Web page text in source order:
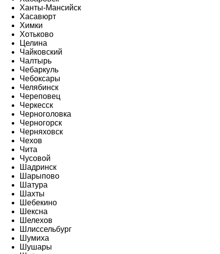
Ханты-Мансийск
Хасавюрт
Химки
Хотьково
Целина
Чайковский
Чалтырь
Чебаркуль
Чебоксары
Челябинск
Череповец
Черкесск
Черноголовка
Черногорск
Черняховск
Чехов
Чита
Чусовой
Шадринск
Шарыпово
Шатура
Шахты
Шебекино
Шексна
Шелехов
Шлиссельбург
Шумиха
Шушары